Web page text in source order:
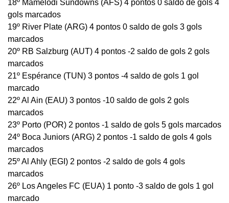
18º Mamelodi Sundowns (AFS) 4 pontos 0 saldo de gols 4
gols marcados
19º River Plate (ARG) 4 pontos 0 saldo de gols 3 gols
marcados
20º RB Salzburg (AUT) 4 pontos -2 saldo de gols 2 gols
marcados
21º Espérance (TUN) 3 pontos -4 saldo de gols 1 gol
marcado
22º Al Ain (EAU) 3 pontos -10 saldo de gols 2 gols
marcados
23º Porto (POR) 2 pontos -1 saldo de gols 5 gols marcados
24º Boca Juniors (ARG) 2 pontos -1 saldo de gols 4 gols
marcados
25º Al Ahly (EGI) 2 pontos -2 saldo de gols 4 gols
marcados
26º Los Angeles FC (EUA) 1 ponto -3 saldo de gols 1 gol
marcado